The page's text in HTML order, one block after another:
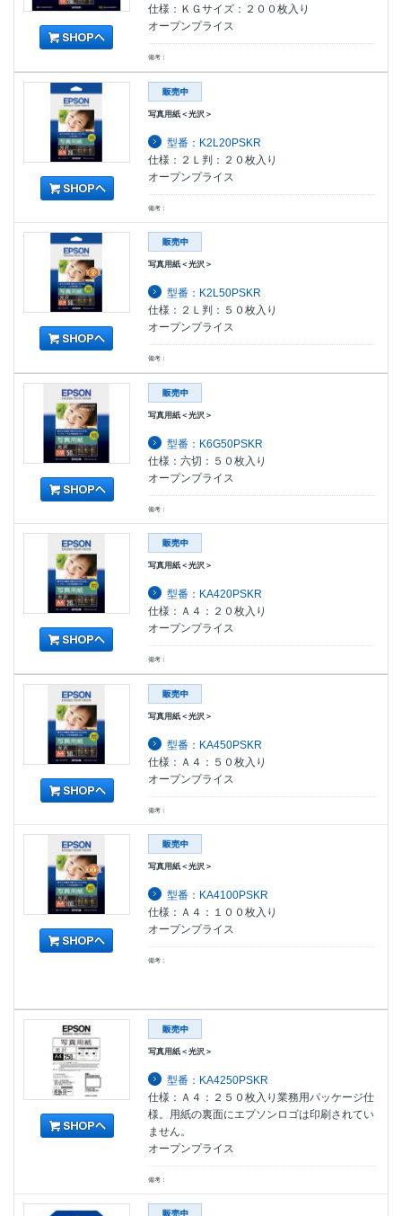
仕様：ＫＧサイズ：２００枚入り
オープンプライス
備考：
写真用紙＜光沢＞
型番：K2L20PSKR
仕様：２Ｌ判：２０枚入り
オープンプライス
備考：
写真用紙＜光沢＞
型番：K2L50PSKR
仕様：２Ｌ判：５０枚入り
オープンプライス
備考：
写真用紙＜光沢＞
型番：K6G50PSKR
仕様：六切：５０枚入り
オープンプライス
備考：
写真用紙＜光沢＞
型番：KA420PSKR
仕様：Ａ４：２０枚入り
オープンプライス
備考：
写真用紙＜光沢＞
型番：KA450PSKR
仕様：Ａ４：５０枚入り
オープンプライス
備考：
写真用紙＜光沢＞
型番：KA4100PSKR
仕様：Ａ４：１００枚入り
オープンプライス
備考：
写真用紙＜光沢＞
型番：KA4250PSKR
仕様：Ａ４：２５０枚入り業務用パッケージ仕
様。用紙の裏面にエプソンロゴは印刷されてい
ません。
オープンプライス
備考：